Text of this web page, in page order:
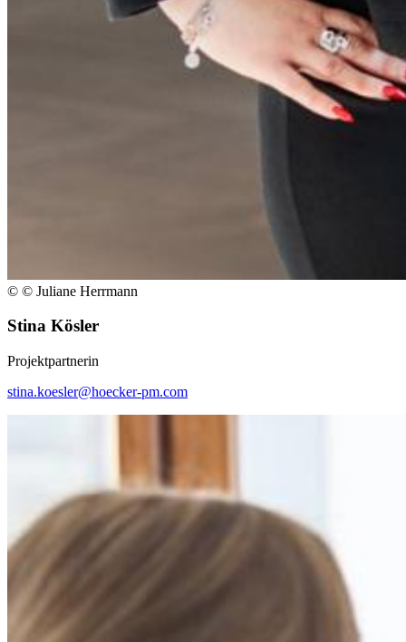
© © Juliane Herrmann
Stina Kösler
Projektpartnerin
stina.koesler@hoecker-pm.com